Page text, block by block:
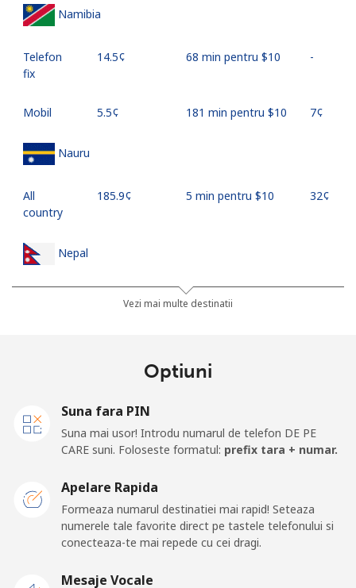
Namibia
Telefon
fix
⁦14.5¢⁩ 68 min pentru ⁦$10⁩ -
Mobil ⁦5.5¢⁩ 181 min pentru ⁦$10⁩ ⁦7¢⁩
Nauru
All
country
⁦185.9¢⁩ 5 min pentru ⁦$10⁩ ⁦32¢⁩
Nepal
40 min pentru ⁦$10⁩
Telefon
⁦1.5¢⁩ 665 min pentru ⁦$10⁩ -
Mobil ⁦22.5¢⁩
New Caledonia
⁦45.5¢⁩
Vezi mai multe destinatii
Optiuni
Suna fara PIN
Suna mai usor! Introdu numarul de telefon DE PE
CARE suni. Foloseste formatul: prefix tara + numar.
Apelare Rapida
Formeaza numarul destinatiei mai rapid! Seteaza
numerele tale favorite direct pe tastele telefonului si
conecteaza-te mai repede cu cei dragi.
Mesaje Vocale